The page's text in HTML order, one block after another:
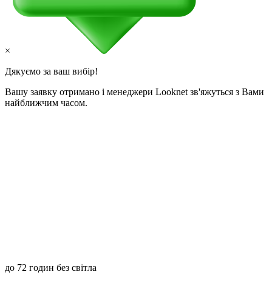
×
Дякуємо за ваш вибір!
Вашу заявку отримано і менеджери Looknet зв'яжуться з Вами
найближчим часом.
до 72 годин без світла